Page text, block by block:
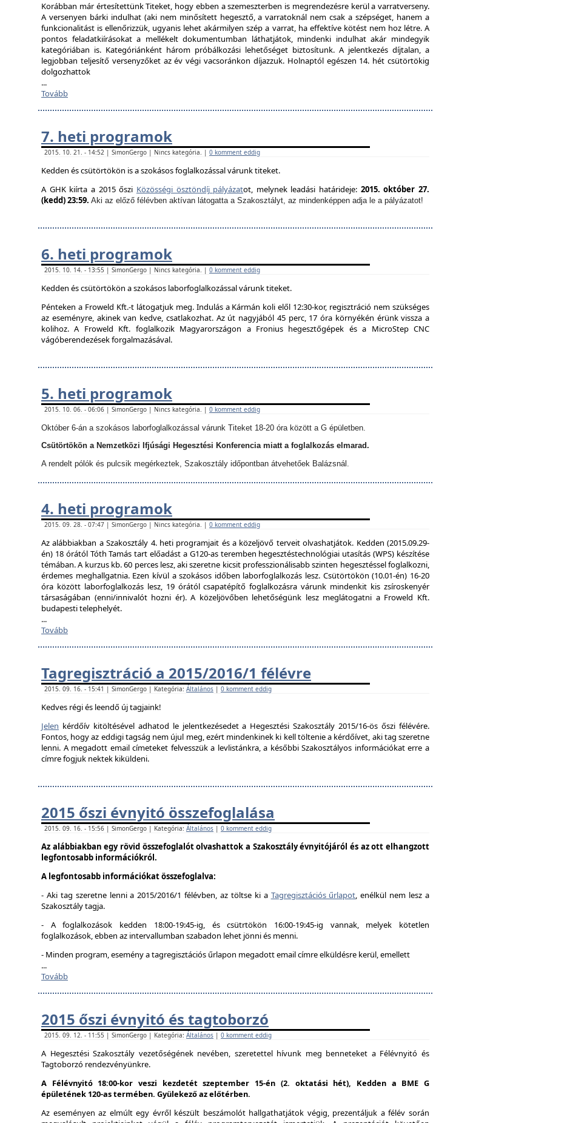
Korábban már értesítettünk Titeket, hogy ebben a szemeszterben is megrendezésre kerül a varratverseny.
A versenyen bárki indulhat (aki nem minősített hegesztő, a varratoknál nem csak a szépséget, hanem a
funkcionalitást is ellenőrizzük, ugyanis lehet akármilyen szép a varrat, ha effektíve kötést nem hoz létre. A
pontos feladatkiírásokat a mellékelt dokumentumban láthatjátok, mindenki indulhat akár mindegyik
kategóriában is. Kategóriánként három próbálkozási lehetőséget biztosítunk. A jelentkezés díjtalan, a
legjobban teljesítő versenyzőket az év végi vacsoránkon díjazzuk. Holnaptól egészen 14. hét csütörtökig
dolgozhattok
...
Tovább
7. heti programok
2015. 10. 21. - 14:52 | SimonGergo | Nincs kategória. | 0 komment eddig
Kedden és csütörtökön is a szokásos foglalkozással várunk titeket.
A GHK kiírta a 2015 őszi Közösségi ösztöndíj pályázatot, melynek leadási határideje: 2015. október 27.
(kedd) 23:59. Aki az előző félévben aktívan látogatta a Szakosztályt, az mindenképpen adja le a pályázatot!
6. heti programok
2015. 10. 14. - 13:55 | SimonGergo | Nincs kategória. | 0 komment eddig
Kedden és csütörtökön a szokásos laborfoglalkozással várunk titeket.
Pénteken a Froweld Kft.-t látogatjuk meg. Indulás a Kármán koli elől 12:30-kor, regisztráció nem szükséges
az eseményre, akinek van kedve, csatlakozhat. Az út nagyjából 45 perc, 17 óra környékén érünk vissza a
kolihoz. A Froweld Kft. foglalkozik Magyarországon a Fronius hegesztőgépek és a MicroStep CNC
vágóberendezések forgalmazásával.
5. heti programok
2015. 10. 06. - 06:06 | SimonGergo | Nincs kategória. | 0 komment eddig
Október 6-án a szokásos laborfoglalkozással várunk Titeket 18-20 óra között a G épületben.
Csütörtökön a Nemzetközi Ifjúsági Hegesztési Konferencia miatt a foglalkozás elmarad.
A rendelt pólók és pulcsik megérkeztek, Szakosztály időpontban átvehetőek Balázsnál.
4. heti programok
2015. 09. 28. - 07:47 | SimonGergo | Nincs kategória. | 0 komment eddig
Az alábbiakban a Szakosztály 4. heti programjait és a közeljövő terveit olvashatjátok. Kedden (2015.09.29-
én) 18 órától Tóth Tamás tart előadást a G120-as teremben hegesztéstechnológiai utasítás (WPS) készítése
témában. A kurzus kb. 60 perces lesz, aki szeretne kicsit professzionálisabb szinten hegesztéssel foglalkozni,
érdemes meghallgatnia. Ezen kívül a szokásos időben laborfoglalkozás lesz. Csütörtökön (10.01-én) 16-20
óra között laborfoglalkozás lesz, 19 órától csapatépítő foglalkozásra várunk mindenkit kis zsíroskenyér
társaságában (enni/innivalót hozni ér). A közeljövőben lehetőségünk lesz meglátogatni a Froweld Kft.
budapesti telephelyét.
...
Tovább
Tagregisztráció a 2015/2016/1 félévre
2015. 09. 16. - 15:41 | SimonGergo | Kategória: Általános | 0 komment eddig
Kedves régi és leendő új tagjaink!
Jelen kérdőív kitöltésével adhatod le jelentkezésedet a Hegesztési Szakosztály 2015/16-ös őszi félévére.
Fontos, hogy az eddigi tagság nem újul meg, ezért mindenkinek ki kell töltenie a kérdőívet, aki tag szeretne
lenni. A megadott email címeteket felvesszük a levlistánkra, a későbbi Szakosztályos információkat erre a
címre fogjuk nektek kiküldeni.
2015 őszi évnyitó összefoglalása
2015. 09. 16. - 15:56 | SimonGergo | Kategória: Általános | 0 komment eddig
Az alábbiakban egy rövid összefoglalót olvashattok a Szakosztály évnyitójáról és az ott elhangzott
legfontosabb információkról.
A legfontosabb információkat összefoglalva:
- Aki tag szeretne lenni a 2015/2016/1 félévben, az töltse ki a Tagregisztációs űrlapot, enélkül nem lesz a
Szakosztály tagja.
- A foglalkozások kedden 18:00-19:45-ig, és csütrtökön 16:00-19:45-ig vannak, melyek kötetlen
foglalkozások, ebben az intervallumban szabadon lehet jönni és menni.
- Minden program, esemény a tagregisztációs űrlapon megadott email címre elküldésre kerül, emellett
...
Tovább
2015 őszi évnyitó és tagtoborzó
2015. 09. 12. - 11:55 | SimonGergo | Kategória: Általános | 0 komment eddig
A Hegesztési Szakosztály vezetőségének nevében, szeretettel hívunk meg benneteket a Félévnyitó és
Tagtoborzó rendezvényünkre.
A Félévnyitó 18:00-kor veszi kezdetét szeptember 15-én (2. oktatási hét), Kedden a BME G
épületének 120-as termében. Gyülekező az előtérben.
Az eseményen az elmúlt egy évről készült beszámolót hallgathatjátok végig, prezentáljuk a félév során